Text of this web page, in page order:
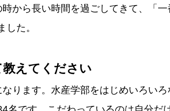
から長い時間を過ごしてきて、「一
した。
えてください
ります。水産学部をはじめいろい